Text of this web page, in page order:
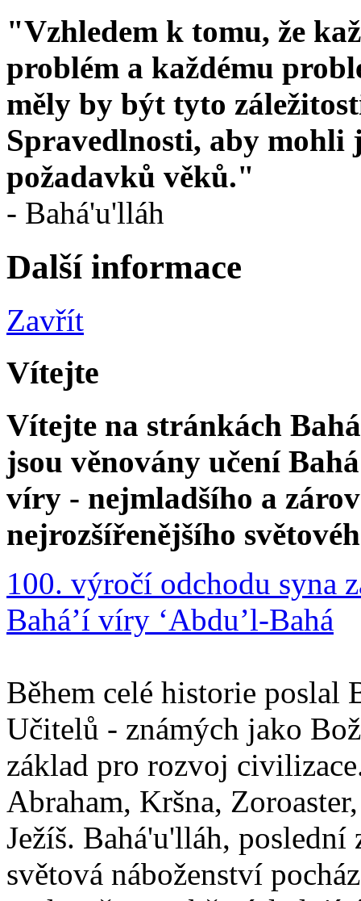
"Vzhledem k tomu, že
problém a každému
měly by být tyto
Spravedlnosti, aby mohli
požadavků věků."
- Bahá'u'lláh
Další informace
Zavřít
Vítejte
Vítejte na stránkách
jsou věnovány učení
víry - nejmladšího a
nejrozšířenějšího
100. výročí odchodu syna
Bahá’í víry ‘Abdu’l-Bahá
Během celé historie poslal
Učitelů - známých jako
základ pro rozvoj
Abraham, Kršna,
Ježíš. Bahá'u'lláh,
světová náboženství